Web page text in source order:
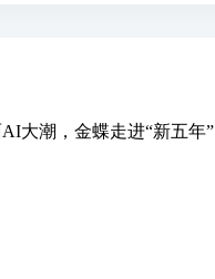
大潮，金蝶走进“新五年”